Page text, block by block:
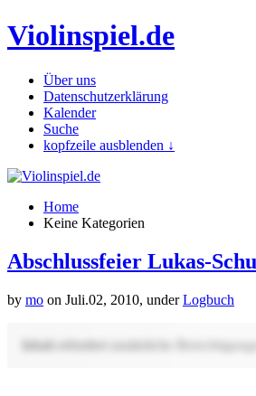
Violinspiel.de
Über uns
Datenschutzerklärung
Kalender
Suche
kopfzeile ausblenden ↓
Home
Keine Kategorien
Abschlussfeier Lukas-
by mo on Juli.02, 2010, underLogbuch
Inhalt erfordert zusätzliche